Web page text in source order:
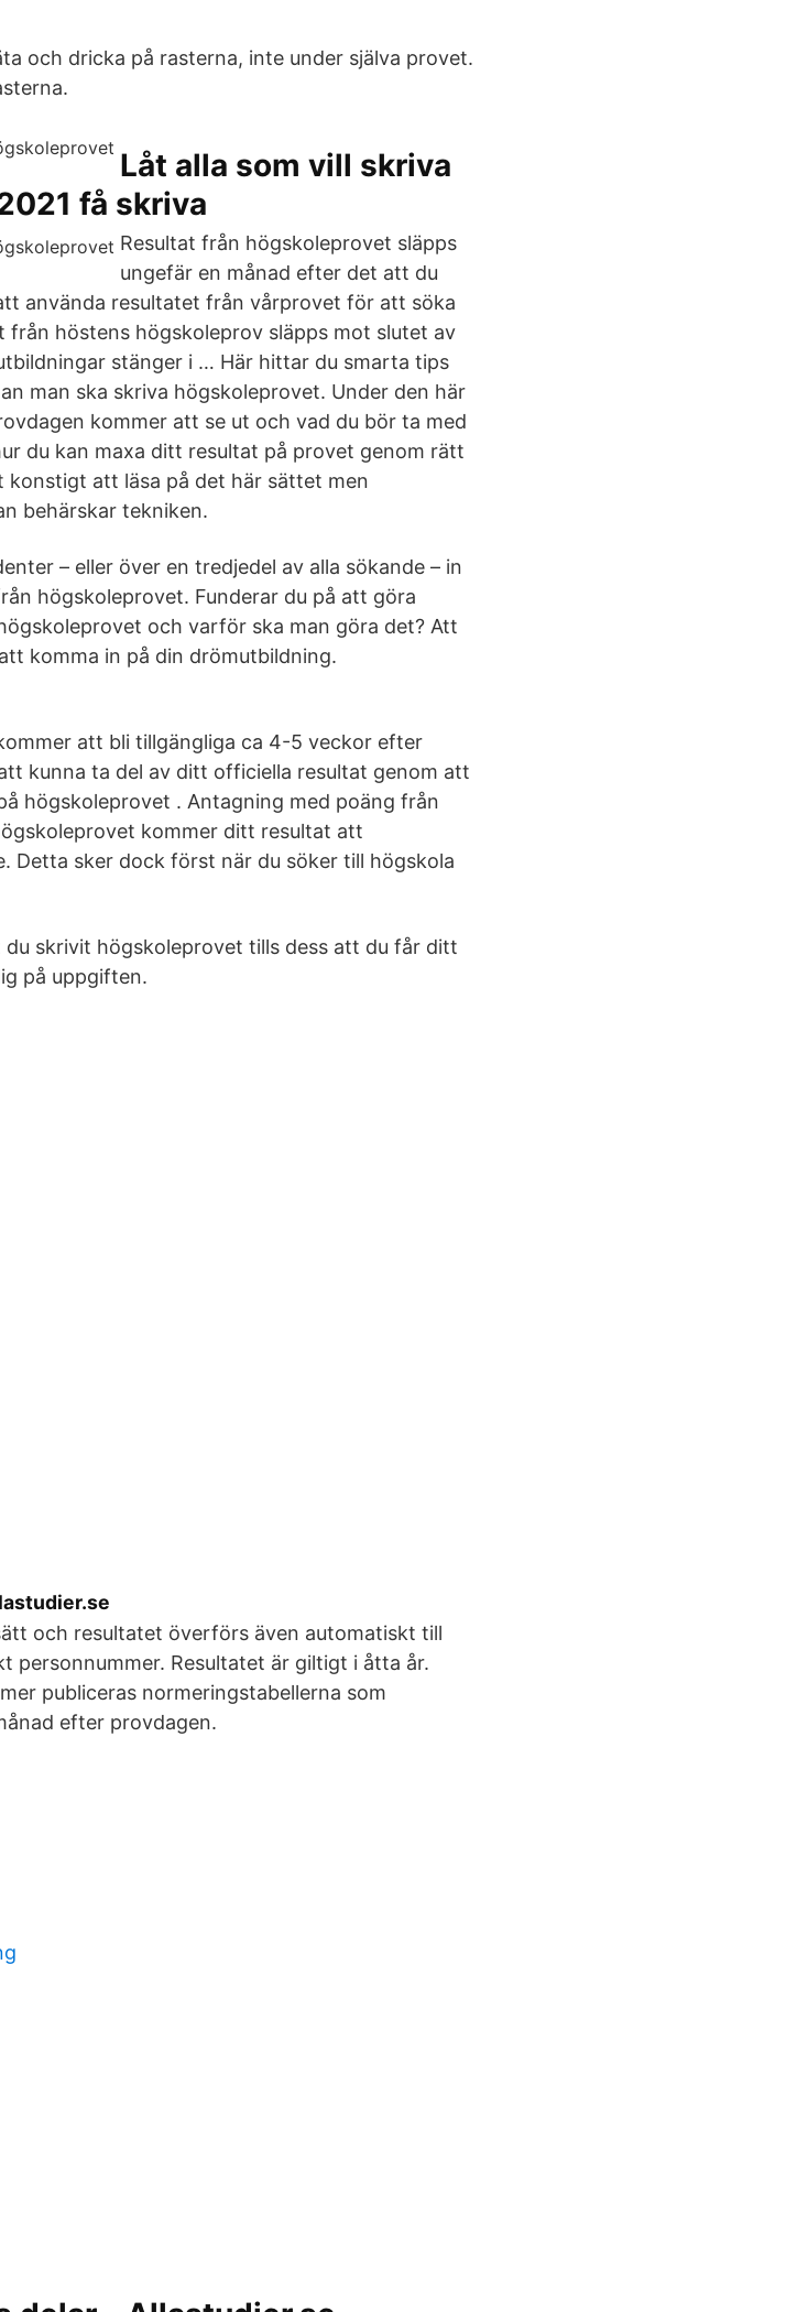
och dricka på rasterna, inte under själva provet.
Låt alla som vill skriva
få skriva
Resultat från högskoleprovet släpps
ungefär en månad efter det att du
använda resultatet från vårprovet för att söka
höstens högskoleprov släpps mot slutet av
stänger i … Här hittar du smarta tips
man ska skriva högskoleprovet. Under den här
kommer att se ut och vad du bör ta med
du kan maxa ditt resultat på provet genom rätt
konstigt att läsa på det här sättet men
behärskar tekniken.
– eller över en tredjedel av alla sökande – in
högskoleprovet. Funderar du på att göra
och varför ska man göra det? Att
komma in på din drömutbildning.
att bli tillgängliga ca 4-5 veckor efter
kunna ta del av ditt officiella resultat genom att
högskoleprovet . Antagning med poäng från
kommer ditt resultat att
Detta sker dock först när du söker till högskola
skrivit högskoleprovet tills dess att du får ditt
på uppgiften.
och resultatet överförs även automatiskt till
personnummer. Resultatet är giltigt i åtta år.
publiceras normeringstabellerna som
efter provdagen.